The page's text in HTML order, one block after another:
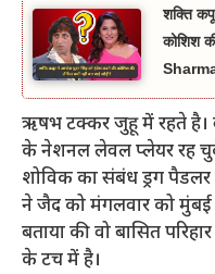
शक्ति
कोशिश
ऋषभ टक्कर जुहू में रहते है।
के नेशनल लेवल प्लेयर रह
शोविक का संबंध ड्रग पैडलर
ने जैद को मंगलवार को मुंबई
बताया की वो बासित
के टच में है।